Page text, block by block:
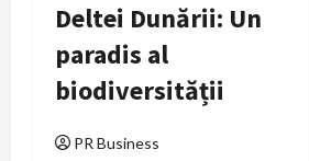
Deltei Dunării: Un
paradis al
biodiversității
PR Business